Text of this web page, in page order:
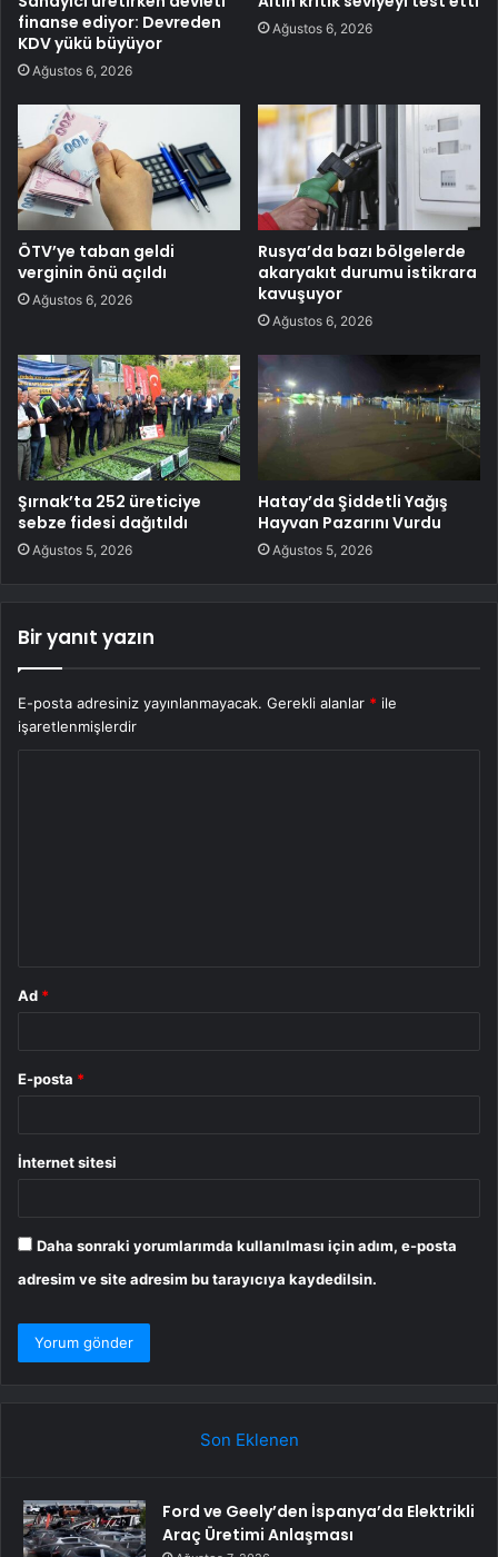
finanse ediyor: Devreden
KDV yükü büyüyor
Ağustos 6, 2026
Ağustos 6, 2026
ÖTV’ye taban geldi
verginin önü açıldı
Ağustos 6, 2026
Rusya’da bazı bölgelerde
akaryakıt durumu istikrara
kavuşuyor
Ağustos 6, 2026
Şırnak’ta 252 üreticiye
sebze fidesi dağıtıldı
Ağustos 5, 2026
Hatay’da Şiddetli Yağış
Hayvan Pazarını Vurdu
Ağustos 5, 2026
Bir yanıt yazın
E-posta adresiniz yayınlanmayacak. Gerekli alanlar * ile
işaretlenmişlerdir
Ad *
E-posta *
İnternet sitesi
Daha sonraki yorumlarımda kullanılması için adım, e-posta
adresim ve site adresim bu tarayıcıya kaydedilsin.
Son Eklenen
Ford ve Geely’den İspanya’da Elektrikli
Araç Üretimi Anlaşması